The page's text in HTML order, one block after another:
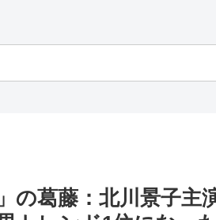
の葛藤：北川景子主